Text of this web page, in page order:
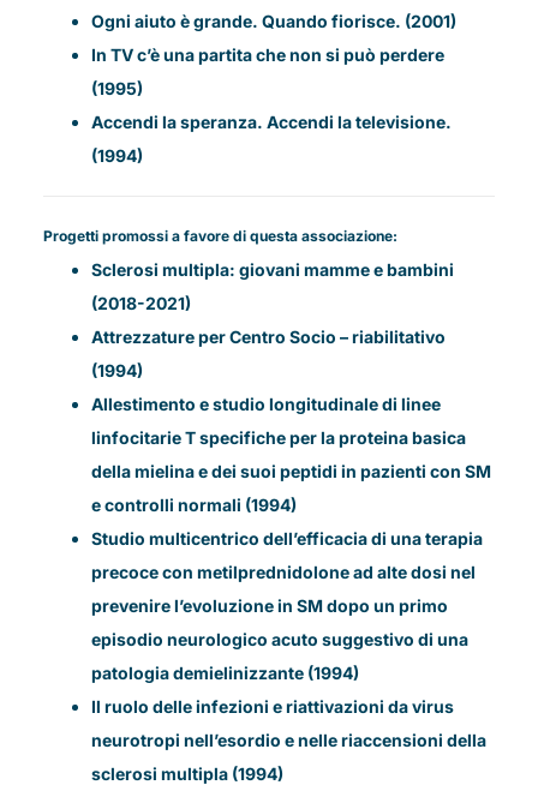
Ogni aiuto è grande. Quando fiorisce. (2001)
In TV c’è una partita che non si può perdere
(1995)
Accendi la speranza. Accendi la televisione.
(1994)
Progetti promossi a favore di questa associazione:
Sclerosi multipla: giovani mamme e bambini
(2018-2021)
Attrezzature per Centro Socio – riabilitativo
(1994)
Allestimento e studio longitudinale di linee
linfocitarie T specifiche per la proteina basica
della mielina e dei suoi peptidi in pazienti con SM
e controlli normali (1994)
Studio multicentrico dell’efficacia di una terapia
precoce con metilprednidolone ad alte dosi nel
prevenire l’evoluzione in SM dopo un primo
episodio neurologico acuto suggestivo di una
patologia demielinizzante (1994)
Il ruolo delle infezioni e riattivazioni da virus
neurotropi nell’esordio e nelle riaccensioni della
sclerosi multipla (1994)